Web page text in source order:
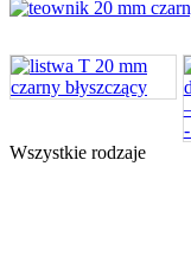
Wszystkie rodzaje